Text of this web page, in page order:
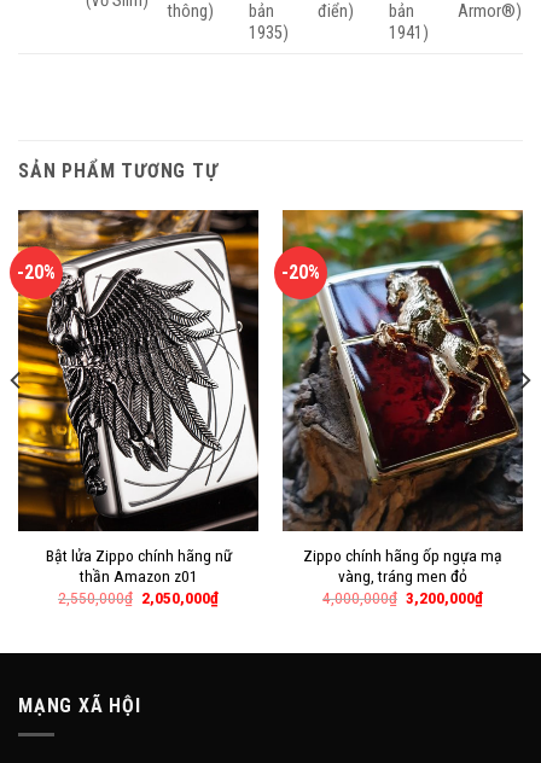
thông)
bản
1935)
điển)
bản
1941)
Armor®)
SẢN PHẨM TƯƠNG TỰ
-20%
Bật lửa Zippo chính hãng nữ
thần Amazon z01
2,550,000₫ 2,050,000₫
-20%
Zippo chính hãng ốp ngựa mạ
vàng, tráng men đỏ
4,000,000₫ 3,200,000₫
MẠNG XÃ HỘI